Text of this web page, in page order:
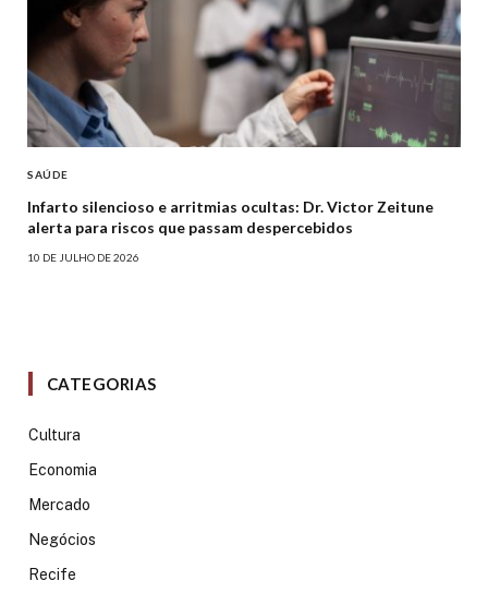
SAÚDE
Infarto silencioso e arritmias ocultas: Dr. Victor Zeitune
alerta para riscos que passam despercebidos
10 DE JULHO DE 2026
CATEGORIAS
Cultura
Economia
Mercado
Negócios
Recife